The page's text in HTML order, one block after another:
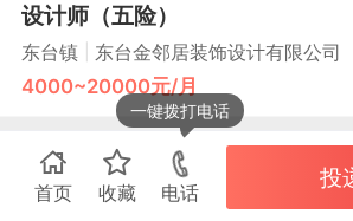
设计师（五险）
东台镇 东台金邻居装饰设计有限公司
4000~20000元/月
首页 收藏 电话
一键拨打电话
投